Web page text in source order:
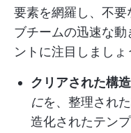
要素を網羅し、不要
ブチームの迅速な
ントに注目しましょ
クリアされた構造
にを、整理され
造化されたテン